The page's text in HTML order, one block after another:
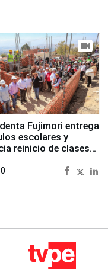
Fujimori entrega
escolares y
reinicio de clases